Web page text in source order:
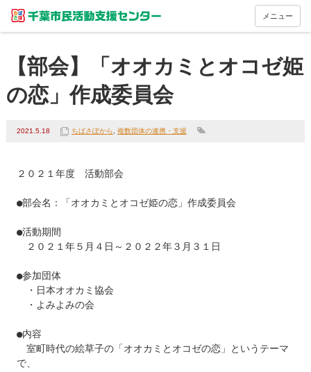
メニュー
【部会】「オオカミとオコゼ姫
の恋」作成委員会
2021.5.18 ちばさぽから 複数団体の連携・支援
２０２１年度　活動部会
●部会名：「オオカミとオコゼ姫の恋」作成委員会
●活動期間
２０２１年５月４日～２０２２年３月３１日
●参加団体
・日本オオカミ協会
・よみよみの会
●内容
室町時代の絵草子の「オオカミとオコゼの恋」というテーマ
で、